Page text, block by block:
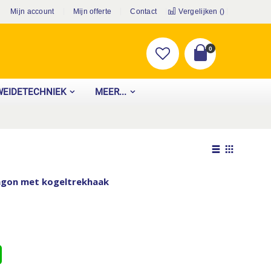
Mijn account Mijn offerte Contact Vergelijken ()
Cart
0producten
MEER...
Tonen
met kogeltrekhaak